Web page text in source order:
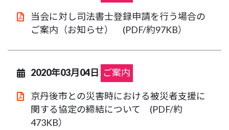
当会に対し司法書士登録申請を行う場合の
ご案内（お知らせ） (PDF/約97KB）
2020年03月04日 ご案内
京丹後市との災害時における被災者支援に
関する協定の締結について (PDF/約
473KB）